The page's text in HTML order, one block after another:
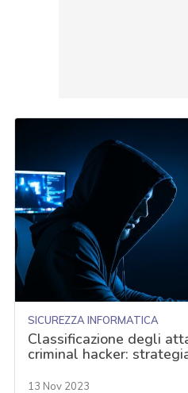
SICUREZZA INFORMATICA
Classificazione degli
criminal hacker:
13 Nov 2023